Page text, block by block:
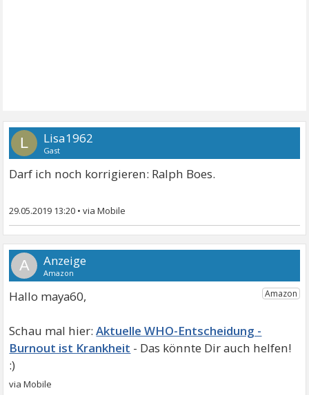
L Lisa1962
Gast
Darf ich noch korrigieren: Ralph Boes.
29.05.2019 13:20 •
A
Hallo maya60,
Aktuelle WHO-Entscheidung -
Burnout ist Krankheit